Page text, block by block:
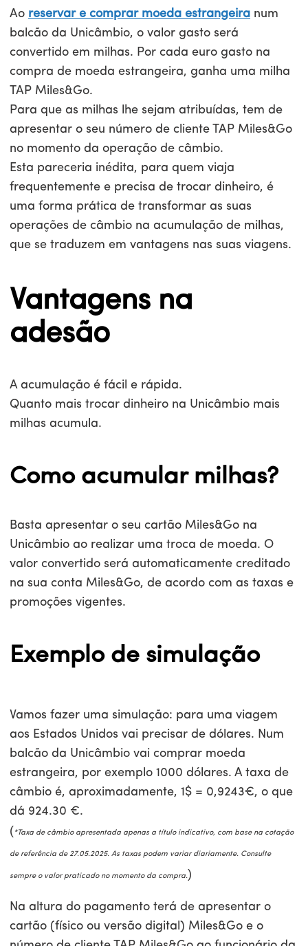
Ao reservar e comprar moeda estrangeira num
balcão da Unicâmbio, o valor gasto será
convertido em milhas. Por cada euro gasto na
compra de moeda estrangeira, ganha uma milha
TAP Miles&Go.
Para que as milhas lhe sejam atribuídas, tem de
apresentar o seu número de cliente TAP Miles&Go
no momento da operação de câmbio.
Esta pareceria inédita, para quem viaja
frequentemente e precisa de trocar dinheiro, é
uma forma prática de transformar as suas
operações de câmbio na acumulação de milhas,
que se traduzem em vantagens nas suas viagens.
Vantagens na
adesão
A acumulação é fácil e rápida.
Quanto mais trocar dinheiro na Unicâmbio mais
milhas acumula.
Como acumular milhas?
Basta apresentar o seu cartão Miles&Go na
Unicâmbio ao realizar uma troca de moeda. O
valor convertido será automaticamente creditado
na sua conta Miles&Go, de acordo com as taxas e
promoções vigentes.
Exemplo de simulação
Vamos fazer uma simulação: para uma viagem
aos Estados Unidos vai precisar de dólares. Num
balcão da Unicâmbio vai comprar moeda
estrangeira, por exemplo 1000 dólares. A taxa de
câmbio é, aproximadamente, 1$ = 0,9243€, o que
dá 924.30 €.
(*Taxa de câmbio apresentada apenas a título indicativo, com base na cotação
de referência de 27.05.2025. As taxas podem variar diariamente. Consulte
sempre o valor praticado no momento da compra.)
Na altura do pagamento terá de apresentar o
cartão (físico ou versão digital) Miles&Go e o